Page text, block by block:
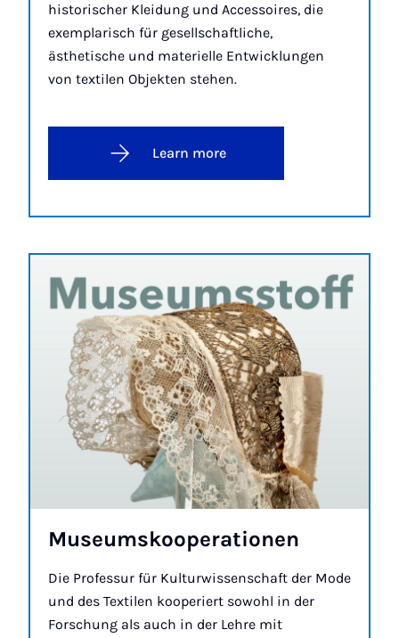
historischer Kleidung und Accessoires, die
exemplarisch für gesellschaftliche,
ästhetische und materielle Entwicklungen
von textilen Objekten stehen.
Learn more
Mu­seum­sko­op­er­a­tion­en
Die Professur für Kulturwissenschaft der Mode
und des Textilen kooperiert sowohl in der
Forschung als auch in der Lehre mit